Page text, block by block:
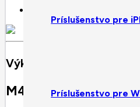
Príslušenstvo pre
Príslušenstvo pre
Výkon a výdrž batérie
M4. Mikročipera.